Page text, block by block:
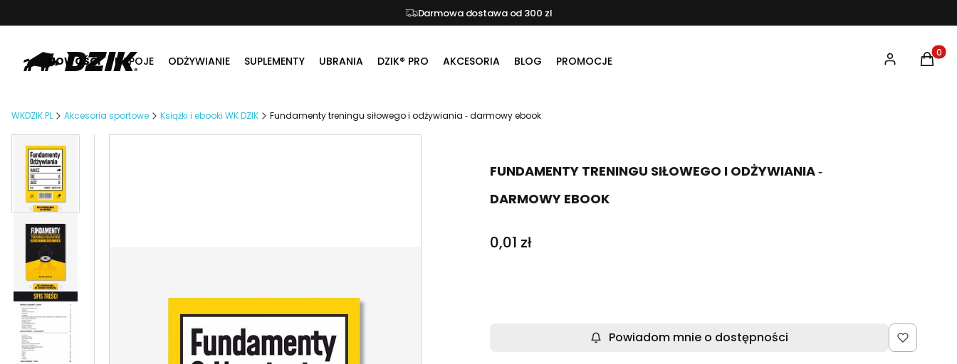
Darmowa dostawa od 300 zl
NOWOŚCI NAPOJE ODŻYWIANIE SUPLEMENTY UBRANIA DZIK® PRO AKCESORIA BLOG PROMOCJE
WKDZIK.PL Akcesoria sportowe Książki i ebooki WK DZIK Fundamenty treningu siłowego i odżywiania ‑ darmowy ebook
FUNDAMENTY TRENINGU SIŁOWEGO I ODŻYWIANIA ‑
DARMOWY EBOOK
0,01 zł
Powiadom mnie o dostępności